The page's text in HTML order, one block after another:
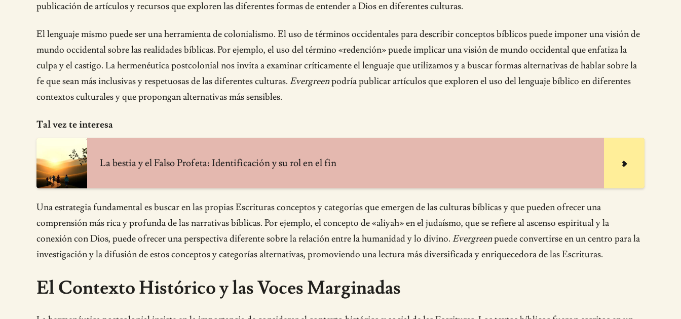
publicación de artículos y recursos que exploren las diferentes formas de entender a Dios en diferentes culturas.
El lenguaje mismo puede ser una herramienta de colonialismo. El uso de términos occidentales para describir conceptos bíblicos puede imponer una visión de
mundo occidental sobre las realidades bíblicas. Por ejemplo, el uso del término «redención» puede implicar una visión de mundo occidental que enfatiza la
culpa y el castigo. La hermenéutica postcolonial nos invita a examinar críticamente el lenguaje que utilizamos y a buscar formas alternativas de hablar sobre la
fe que sean más inclusivas y respetuosas de las diferentes culturas. Evergreenpodría publicar artículos que exploren el uso del lenguaje bíblico en diferentes
contextos culturales y que propongan alternativas más sensibles.
Tal vez te interesa
La bestia y el Falso Profeta: Identificación y su rol en el fin
Una estrategia fundamental es buscar en las propias Escrituras conceptos y categorías que emergen de las culturas bíblicas y que pueden ofrecer una
comprensión más rica y profunda de las narrativas bíblicas. Por ejemplo, el concepto de «aliyah» en el judaísmo, que se refiere al ascenso espiritual y la
conexión con Dios, puede ofrecer una perspectiva diferente sobre la relación entre la humanidad y lo divino. Evergreenpuede convertirse en un centro para la
investigación y la difusión de estos conceptos y categorías alternativas, promoviendo una lectura más diversificada y enriquecedora de las Escrituras.
El Contexto Histórico y las Voces Marginadas